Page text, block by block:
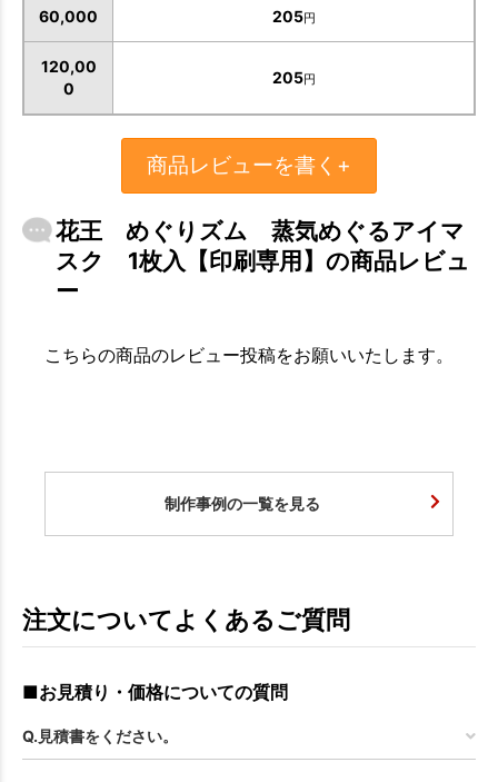
60,000 205円
120,00
0
205円
商品レビューを書く+
花王 めぐりズム 蒸気めぐるアイマ
スク 1枚入【印刷専用】の商品レビュ
ー
こちらの商品のレビュー投稿をお願いいたします。
制作事例の一覧を見る
注文についてよくあるご質問
■お見積り・価格についての質問
Q.見積書をください。